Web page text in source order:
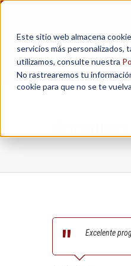
Este sitio web almacena
servicios más
utilizamos, consulte nuestra
No rastrearemos tu
cookie para que no se te
Excelente